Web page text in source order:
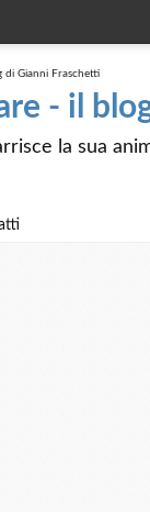
- il
la sua